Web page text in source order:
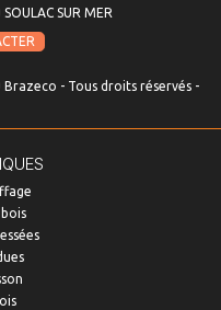
SUR MER
- Tous droits réservés -